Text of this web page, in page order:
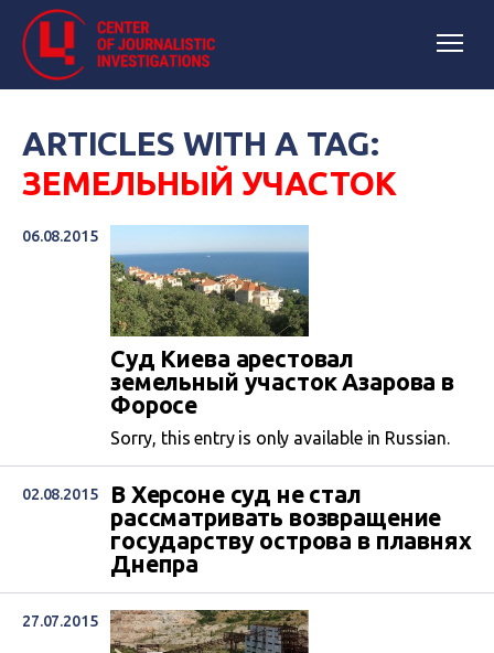
ARTICLES WITH A TAG:
ЗЕМЕЛЬНЫЙ УЧАСТОК
06.08.2015
Суд Киева арестовал
земельный участок Азарова в
Форосе
Sorry, this entry is only available in Russian.
02.08.2015
В Херсоне суд не стал
рассматривать возвращение
государству острова в плавнях
Днепра
27.07.2015